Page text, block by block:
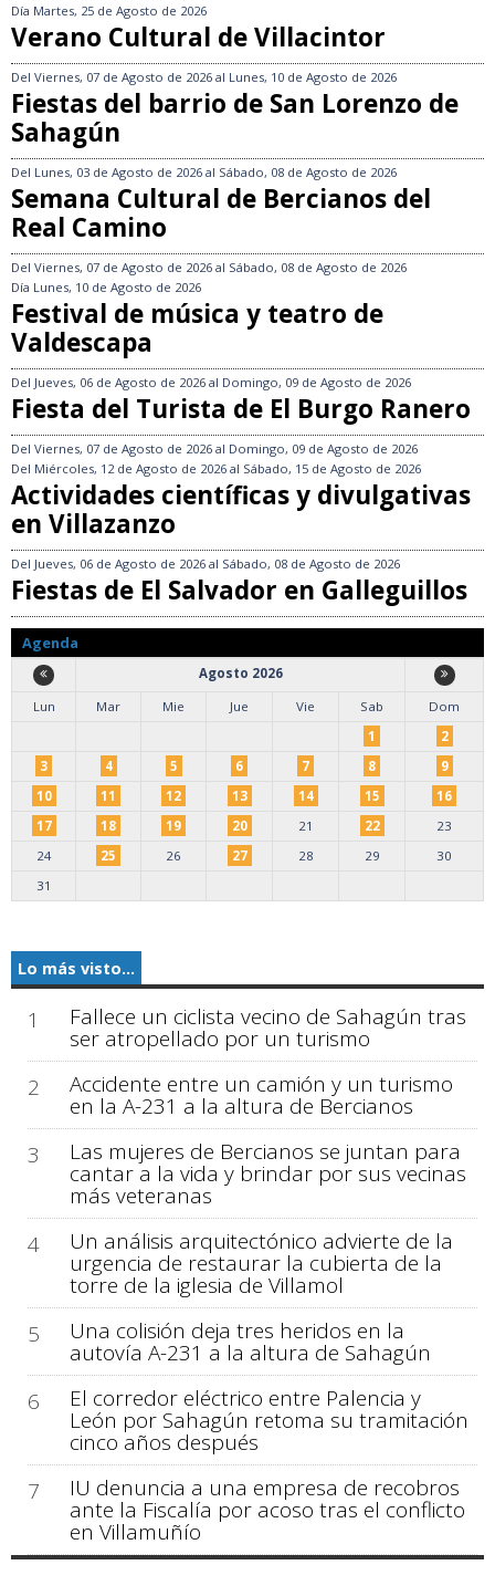
Día Martes, 25 de Agosto de 2026
Verano Cultural de Villacintor
Del Viernes, 07 de Agosto de 2026 al Lunes, 10 de Agosto de 2026
Fiestas del barrio de San Lorenzo de
Sahagún
Del Lunes, 03 de Agosto de 2026 al Sábado, 08 de Agosto de 2026
Semana Cultural de Bercianos del
Real Camino
Del Viernes, 07 de Agosto de 2026 al Sábado, 08 de Agosto de 2026
Día Lunes, 10 de Agosto de 2026
Festival de música y teatro de
Valdescapa
Del Jueves, 06 de Agosto de 2026 al Domingo, 09 de Agosto de 2026
Fiesta del Turista de El Burgo Ranero
Del Viernes, 07 de Agosto de 2026 al Domingo, 09 de Agosto de 2026
Del Miércoles, 12 de Agosto de 2026 al Sábado, 15 de Agosto de 2026
Actividades científicas y divulgativas
en Villazanzo
Del Jueves, 06 de Agosto de 2026 al Sábado, 08 de Agosto de 2026
Fiestas de El Salvador en Galleguillos
Agenda
Agosto 2026
Lun
Mar Mie Jue Vie Sab
Dom
1
2
3
4 5 6 7 8
9
10
11 12 13 14 15
16
17
18 19 20 21 22
23
24
25 26 27 28 29
30
31
Lo más visto...
1 Fallece un ciclista vecino de Sahagún tras
ser atropellado por un turismo
2
Accidente entre un camión y un turismo
en la A-231 a la altura de Bercianos
3
Las mujeres de Bercianos se juntan para
cantar a la vida y brindar por sus vecinas
más veteranas
4
Un análisis arquitectónico advierte de la
urgencia de restaurar la cubierta de la
torre de la iglesia de Villamol
5
Una colisión deja tres heridos en la
autovía A-231 a la altura de Sahagún
6
El corredor eléctrico entre Palencia y
León por Sahagún retoma su tramitación
cinco años después
7
IU denuncia a una empresa de recobros
ante la Fiscalía por acoso tras el conflicto
en Villamuñío